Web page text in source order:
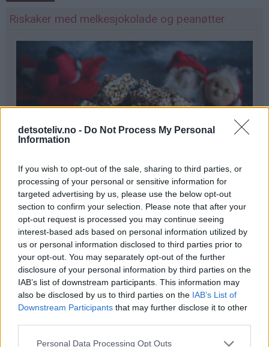
detsoteliv.no - Do Not Process My Personal
Information
If you wish to opt-out of the sale, sharing to third parties, or
processing of your personal or sensitive information for
targeted advertising by us, please use the below opt-out
section to confirm your selection. Please note that after your
opt-out request is processed you may continue seeing
interest-based ads based on personal information utilized by
us or personal information disclosed to third parties prior to
your opt-out. You may separately opt-out of the further
disclosure of your personal information by third parties on the
IAB’s list of downstream participants. This information may
also be disclosed by us to third parties on the IAB’s List of
Downstream Participants that may further disclose it to other
Personal Data Processing Opt Outs
Riskaker med melkesjokolade og peanøtter
Ingredienser
♥400 g melkesjokolade
♥ 200 g salte peanøtter
♥100 g puffet ris
Fremgangsmåte
Smelt melkesjokoladen (se tips).